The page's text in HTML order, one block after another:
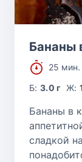
Бананы
25 мин.
Б:3.0 г Ж:
Бананы в
сладкой